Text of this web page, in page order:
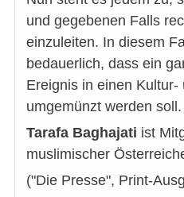
und gegebenen Falls
einzuleiten. In diesem
bedauerlich, dass ein
Ereignis in einen
umgemünzt werden soll.
Tarafa Baghajati ist
muslimischer
("Die Presse", Print-